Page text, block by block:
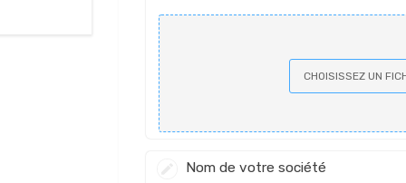
CHOISISSEZ UN
Nom de votre société